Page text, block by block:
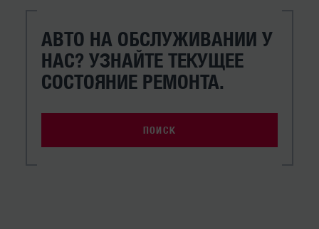
АВТО НА ОБСЛУЖИВАНИИ У
НАС? УЗНАЙТЕ ТЕКУЩЕЕ
СОСТОЯНИЕ РЕМОНТА.
ПОИСК